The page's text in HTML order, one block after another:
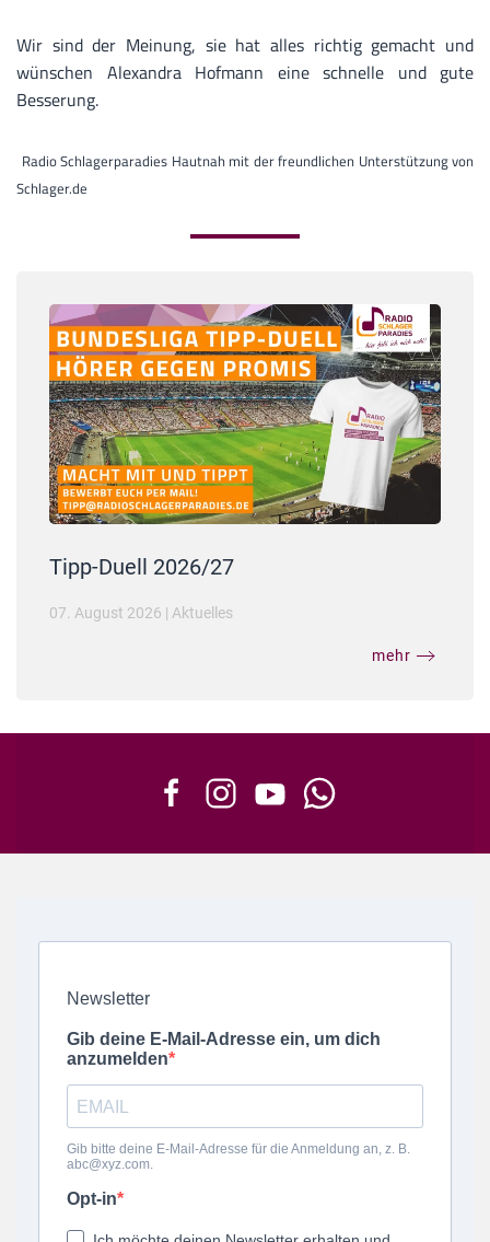
Wir sind der Meinung, sie hat alles richtig gemacht und
wünschen Alexandra Hofmann eine schnelle und gute
Besserung.
Radio Schlagerparadies Hautnah mit der freundlichen Unterstützung von
Schlager.de
Tipp-Duell 2026/27
07. August 2026 | Aktuelles
mehr